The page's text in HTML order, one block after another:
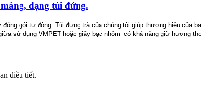
dạng túi đứng.
gói tự động. Túi đựng trà của chúng tôi giúp thương hiệu của
sử dụng VMPET hoặc giấy bạc nhôm, có khả năng giữ hương